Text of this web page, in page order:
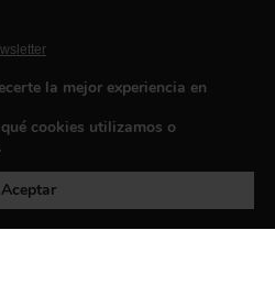
la mejor experiencia en
cookies utilizamos o
.
Aceptar